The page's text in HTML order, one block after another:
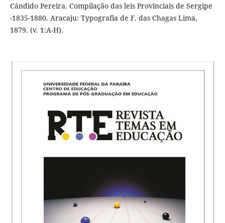
Cândido Pereira. Compilação das leis Provinciais de Sergipe
-1835-1880. Aracaju: Typografia de F. das Chagas Lima,
1879. (v. 1:A-H).